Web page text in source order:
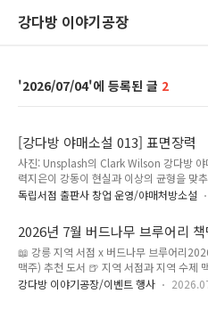
강다방 이야기공장
2026/07/04 2
[강다방 야매소설 013] 표면장력
사진: Unsplash의 Clark Wilson 강다방
력지은이 강동이 현실과 이상의 균형을 맞
갈건님께 이 글을 드립니다. 사람들은 이기
데, 민호가 말을 건넸다."야 그 얘기 들었냐
수 시작된대.""진심?""응. 누나가 시청에서
심해져서 이제 생활용수도 제한할 거래.""
도 휴교하는 거 아니야?""코로나 때도 휴교
온다고 휴교하겠냐?"대릉시에 비가 내리지
독립서점 출판사 창업 운영/야매처방소설
2026년 7월 버드나무 브루어리
강다방 추천 도서
📖 강릉 지역 서점 x 버드나무 브루어리
맥주) 추천 도서 🍺 지역 서점과 지역 수제
무 브루어리]가 함께 하는 책과 맥주(책맥).
강다방 이야기공장/이벤트 행사